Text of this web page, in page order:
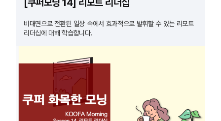
[쿠퍼모닝 14] 리모트 리더십
비대면으로 전환된 일상 속에서 효과적으로 발휘할 수 있는 리모트
리더십에 대해 학습합니다.